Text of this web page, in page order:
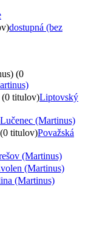
dostupná (bez
(0
titulov)Liptovský
Lučenec (Martinus)
titulov)Považská
(Martinus)
(Martinus)
(Martinus)